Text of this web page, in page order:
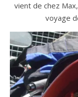
vient de chez
voyage